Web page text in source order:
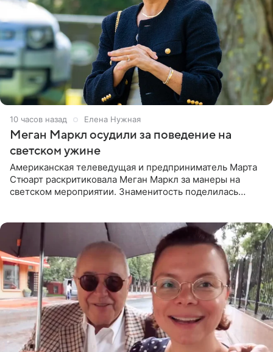
10 часов назад Елена Нужная
Меган Маркл осудили за поведение на
светском ужине
Американская телеведущая и предприниматель Марта
Стюарт раскритиковала Меган Маркл за манеры на
светском мероприятии. Знаменитость поделилась